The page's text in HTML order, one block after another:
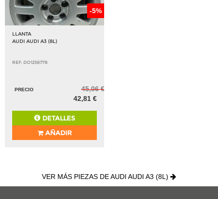
-5%
LLANTA
AUDI AUDI A3 (8L)
REF: DO1258778
PRECIO
45,06 €
42,81 €
DETALLES
AÑADIR
VER MÁS PIEZAS DE AUDI AUDI A3 (8L)